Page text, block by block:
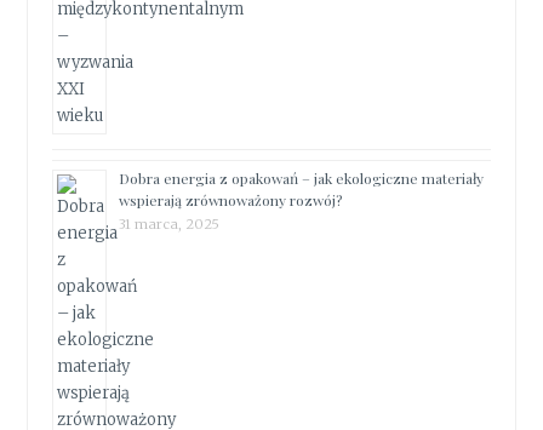
Dobra energia z opakowań – jak ekologiczne materiały
wspierają zrównoważony rozwój?
31 marca, 2025